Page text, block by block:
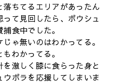
落ちてるエリアがあったん
て見回したら、ボウシュ
食中でした。
ゃ無いのはわかってる。
わかってる。
激しく膝に食らった身と
ウボラを応援してしまいま